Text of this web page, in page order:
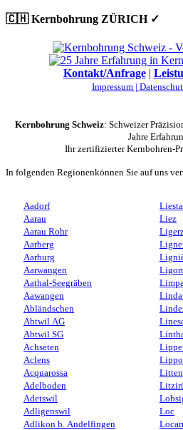
🇨🇭 Kernbohrung ZÜRICH ✓
Kontakt/Anfrage|
Impressum |
Kernbohrung Schweiz: Schweizer
Jahre
Ihr zertifizierter Kernbohren-
In folgenden Regionenkönnen Sie auf uns
Aadorf
Aarau
Aarau Rohr
Aarberg
Aarburg
Aarwangen
Aathal-Seegräben
Aawangen
Abländschen
Abtwil AG
Abtwil SG
Achseten
Aclens
Acquarossa
Adelboden
Adetswil
Adligenswil
Adlikon b. Andelfingen
Liez
Loc